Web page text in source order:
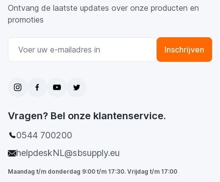
Ontvang de laatste updates over onze producten en
promoties
Inschrijven
Vragen? Bel onze klantenservice.
0544 700200
helpdeskNL@sbsupply.eu
Maandag t/m donderdag 9:00 t/m 17:30. Vrijdag t/m 17:00